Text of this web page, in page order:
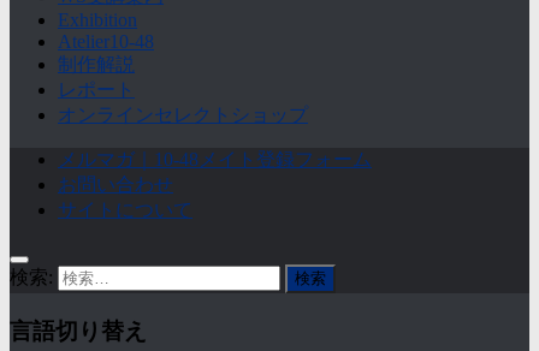
Exhibition
Atelier10-48
制作解説
レポート
オンラインセレクトショップ
メルマガ｜10-48メイト登録フォーム
お問い合わせ
サイトについて
検索:
言語切り替え